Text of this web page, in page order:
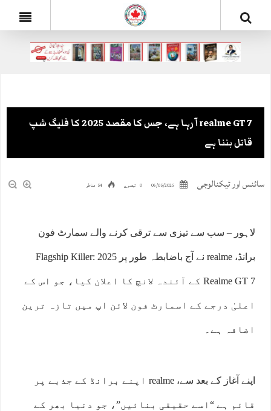
realme GT 7 آ رہا ہے، جس کا مقصد 2025 کا فلیگ شپ
قاتل بننا ہے
سائنس اور ٹیکنالوجی 06/05/2025 0 تبصرے 54 مناظر
لاہور – سب سے تیزی سے ترقی کرنے والے سمارٹ فون
برانڈ، realme نے آج باضابطہ طور پر 2025 Flagship Killer:
Realme GT 7 کے آئندہ لانچ کا اعلان کیا، جو اس کے
اعلیٰ درجے کے اسمارٹ فون لائن اپ میں تازہ ترین
اضافہ ہے۔
اپنے آغاز کے بعد سے، realme اپنے برانڈ کے جذبے پر
قائم ہے “اسے حقیقی بنائیں”، جو دنیا بھر کے